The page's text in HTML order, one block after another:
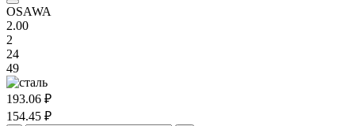
OSAWA
2.00
2
24
49
193.06 ₽
154.45 ₽